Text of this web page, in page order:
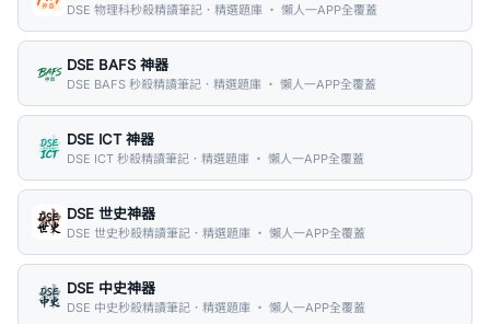
DSE 物理科秒殺精讀筆記．精選題庫 ・ 懶人一APP全覆蓋
DSE BAFS 神器
DSE BAFS 秒殺精讀筆記．精選題庫 ・ 懶人一APP全覆蓋
DSE ICT 神器
DSE ICT 秒殺精讀筆記．精選題庫 ・ 懶人一APP全覆蓋
DSE 世史神器
DSE 世史秒殺精讀筆記．精選題庫 ・ 懶人一APP全覆蓋
DSE 中史神器
DSE 中史秒殺精讀筆記．精選題庫 ・ 懶人一APP全覆蓋